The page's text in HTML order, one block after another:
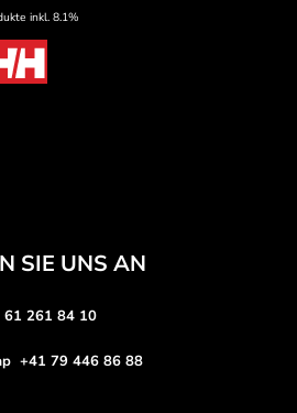
inkl. 8.1%
SIE UNS AN
261 84 10
+41 79 446 86 88